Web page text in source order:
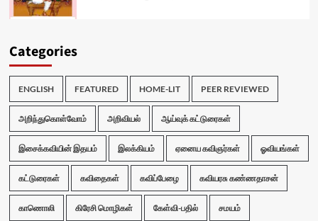
Categories
ENGLISH FEATURED HOME-LIT PEER REVIEWED
அறிந்துகொள்வோம் அறிவியல் ஆய்வுக் கட்டுரைகள்
இசைக்கவியின் இதயம் இலக்கியம் ஏனைய கவிஞர்கள் ஓவியங்கள்
கட்டுரைகள் கவிதைகள் கவிப்பேழை கவியரசு கண்ணதாசன்
காணொலி கிரேசி மொழிகள் கேள்வி-பதில் சமயம்